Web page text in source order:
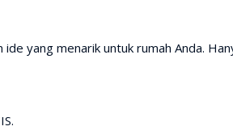
yang menarik untuk rumah Anda.